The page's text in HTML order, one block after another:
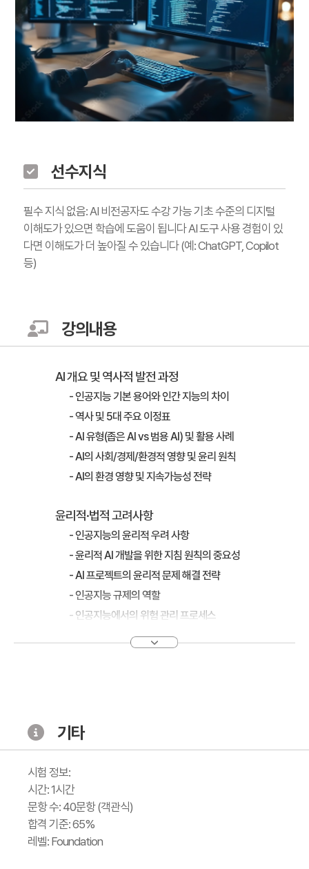
선수지식
필수 지식 없음: AI 비전공자도 수강 가능 기초 수준의 디지털
이해도가 있으면 학습에 도움이 됩니다 AI 도구 사용 경험이 있
다면 이해도가 더 높아질 수 있습니다 (예: ChatGPT, Copilot
등)
강의내용
AI 개요 및 역사적 발전 과정
- 인공지능 기본 용어와 인간 지능의 차이
- 역사 및 5대 주요 이정표
- AI 유형(좁은 AI vs 범용 AI) 및 활용 사례
- AI의 사회/경제/환경적 영향 및 윤리 원칙
- AI의 환경 영향 및 지속가능성 전략
윤리적·법적 고려사항
- 인공지능의 윤리적 우려 사항
- 윤리적 AI 개발을 위한 지침 원칙의 중요성
- AI 프로젝트의 윤리적 문제 해결 전략
- 인공지능 규제의 역할
- 인공지능에서의 위험 관리 프로세스
- 머신러닝 적용 개념
- 지도학습과 비지도학습
AI를 위한 데이터 발굴 및 활용
- 핵심 데이터 용어
- 데이터 품질의 특성과 AI에서의 중요성
기타
시험 정보:
시간: 1시간
문항 수: 40문항 (객관식)
합격 기준: 65%
레벨: Foundation